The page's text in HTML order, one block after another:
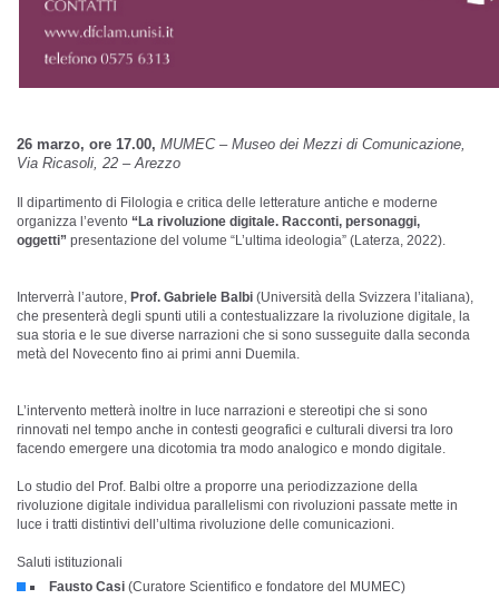
26 marzo, ore 17.00, MUMEC – Museo dei Mezzi di Comunicazione,
Via Ricasoli, 22 – Arezzo
Il dipartimento di Filologia e critica delle letterature antiche e moderne
organizza l’evento “La rivoluzione digitale. Racconti, personaggi,
oggetti” presentazione del volume “L’ultima ideologia” (Laterza, 2022).
Interverrà l’autore, Prof. Gabriele Balbi (Università della Svizzera l’italiana),
che presenterà degli spunti utili a contestualizzare la rivoluzione digitale, la
sua storia e le sue diverse narrazioni che si sono susseguite dalla seconda
metà del Novecento fino ai primi anni Duemila.
L’intervento metterà inoltre in luce narrazioni e stereotipi che si sono
rinnovati nel tempo anche in contesti geografici e culturali diversi tra loro
facendo emergere una dicotomia tra modo analogico e mondo digitale.
Lo studio del Prof. Balbi oltre a proporre una periodizzazione della
rivoluzione digitale individua parallelismi con rivoluzioni passate mette in
luce i tratti distintivi dell’ultima rivoluzione delle comunicazioni.
Saluti istituzionali
Fausto Casi(Curatore Scientifico e fondatore del MUMEC)